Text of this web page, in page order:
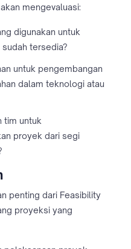
mengevaluasi:
digunakan untuk
tersedia?
untuk pengembangan
dalam teknologi atau
tim untuk
proyek dari segi
penting dari Feasibility
proyeksi yang